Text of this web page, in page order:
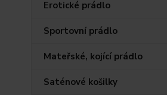
Erotické prádlo
Sportovní prádlo
Mateřské, kojící prádlo
Saténové košilky